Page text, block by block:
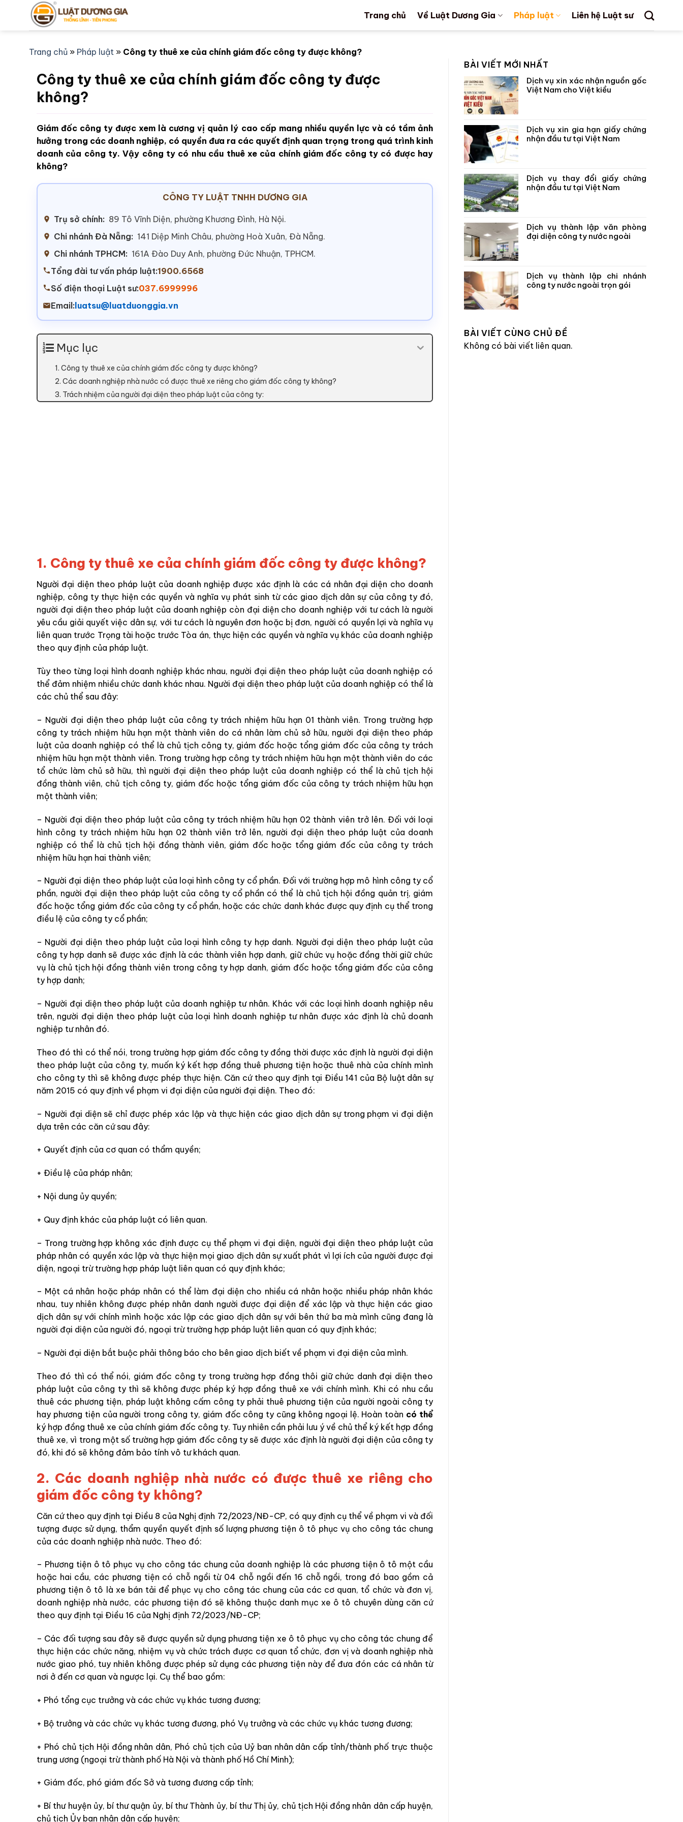
Trang chủ Về Luật Dương Gia Pháp luật Liên hệ Luật sư
Trang chủ » Pháp luật » Công ty thuê xe của chính giám đốc công ty được không?
Công ty thuê xe của chính giám đốc công ty được
không?
Giám đốc công ty được xem là cương vị quản lý cao cấp mang nhiều quyền lực và có tầm ảnh
hưởng trong các doanh nghiệp, có quyền đưa ra các quyết định quan trọng trong quá trình kinh
doanh của công ty. Vậy công ty có nhu cầu thuê xe của chính giám đốc công ty có được hay
không?
CÔNG TY LUẬT TNHH DƯƠNG GIA
Trụ sở chính: 89 Tô Vĩnh Diện, phường Khương Đình, Hà Nội.
Chi nhánh Đà Nẵng: 141 Diệp Minh Châu, phường Hoà Xuân, Đà Nẵng.
Chi nhánh TPHCM: 161A Đào Duy Anh, phường Đức Nhuận, TPHCM.
Tổng đài tư vấn pháp luật:1900.6568
Số điện thoại Luật sư:037.6999996
Email: luatsu@luatduonggia.vn
Mục lục
1. Công ty thuê xe của chính giám đốc công ty được không?
2. Các doanh nghiệp nhà nước có được thuê xe riêng cho giám đốc công ty không?
3. Trách nhiệm của người đại diện theo pháp luật của công ty:
1. Công ty thuê xe của chính giám đốc công ty được không?
Người đại diện theo pháp luật của doanh nghiệp được xác định là các cá nhân đại diện cho doanh
nghiệp, công ty thực hiện các quyền và nghĩa vụ phát sinh từ các giao dịch dân sự của công ty đó,
người đại diện theo pháp luật của doanh nghiệp còn đại diện cho doanh nghiệp với tư cách là người
yêu cầu giải quyết việc dân sự, với tư cách là nguyên đơn hoặc bị đơn, người có quyền lợi và nghĩa vụ
liên quan trước Trọng tài hoặc trước Tòa án, thực hiện các quyền và nghĩa vụ khác của doanh nghiệp
theo quy định của pháp luật.
Tùy theo từng loại hình doanh nghiệp khác nhau, người đại diện theo pháp luật của doanh nghiệp có
thể đảm nhiệm nhiều chức danh khác nhau. Người đại diện theo pháp luật của doanh nghiệp có thể là
các chủ thể sau đây:
– Người đại diện theo pháp luật của công ty trách nhiệm hữu hạn 01 thành viên. Trong trường hợp
công ty trách nhiệm hữu hạn một thành viên do cá nhân làm chủ sở hữu, người đại diện theo pháp
luật của doanh nghiệp có thể là chủ tịch công ty, giám đốc hoặc tổng giám đốc của công ty trách
nhiệm hữu hạn một thành viên. Trong trường hợp công ty trách nhiệm hữu hạn một thành viên do các
tổ chức làm chủ sở hữu, thì người đại diện theo pháp luật của doanh nghiệp có thể là chủ tịch hội
đồng thành viên, chủ tịch công ty, giám đốc hoặc tổng giám đốc của công ty trách nhiệm hữu hạn
một thành viên;
– Người đại diện theo pháp luật của công ty trách nhiệm hữu hạn 02 thành viên trở lên. Đối với loại
hình công ty trách nhiệm hữu hạn 02 thành viên trở lên, người đại diện theo pháp luật của doanh
nghiệp có thể là chủ tịch hội đồng thành viên, giám đốc hoặc tổng giám đốc của công ty trách
nhiệm hữu hạn hai thành viên;
– Người đại diện theo pháp luật của loại hình công ty cổ phần. Đối với trường hợp mô hình công ty cổ
phần, người đại diện theo pháp luật của công ty cổ phần có thể là chủ tịch hội đồng quản trị, giám
đốc hoặc tổng giám đốc của công ty cổ phần, hoặc các chức danh khác được quy định cụ thể trong
điều lệ của công ty cổ phần;
– Người đại diện theo pháp luật của loại hình công ty hợp danh. Người đại diện theo pháp luật của
công ty hợp danh sẽ được xác định là các thành viên hợp danh, giữ chức vụ hoặc đồng thời giữ chức
vụ là chủ tịch hội đồng thành viên trong công ty hợp danh, giám đốc hoặc tổng giám đốc của công
ty hợp danh;
– Người đại diện theo pháp luật của doanh nghiệp tư nhân. Khác với các loại hình doanh nghiệp nêu
trên, người đại diện theo pháp luật của loại hình doanh nghiệp tư nhân được xác định là chủ doanh
nghiệp tư nhân đó.
Theo đó thì có thể nói, trong trường hợp giám đốc công ty đồng thời được xác định là người đại diện
theo pháp luật của công ty, muốn ký kết hợp đồng thuê phương tiện hoặc thuê nhà của chính mình
cho công ty thì sẽ không được phép thực hiện. Căn cứ theo quy định tại Điều 141 của Bộ luật dân sự
năm 2015 có quy định về phạm vi đại diện của người đại diện. Theo đó:
– Người đại diện sẽ chỉ được phép xác lập và thực hiện các giao dịch dân sự trong phạm vi đại diện
dựa trên các căn cứ sau đây:
+ Quyết định của cơ quan có thẩm quyền;
+ Điều lệ của pháp nhân;
+ Nội dung ủy quyền;
+ Quy định khác của pháp luật có liên quan.
– Trong trường hợp không xác định được cụ thể phạm vi đại diện, người đại diện theo pháp luật của
pháp nhân có quyền xác lập và thực hiện mọi giao dịch dân sự xuất phát vì lợi ích của người được đại
diện, ngoại trừ trường hợp pháp luật liên quan có quy định khác;
– Một cá nhân hoặc pháp nhân có thể làm đại diện cho nhiều cá nhân hoặc nhiều pháp nhân khác
nhau, tuy nhiên không được phép nhân danh người được đại diện để xác lập và thực hiện các giao
dịch dân sự với chính mình hoặc xác lập các giao dịch dân sự với bên thứ ba mà mình cũng đang là
người đại diện của người đó, ngoại trừ trường hợp pháp luật liên quan có quy định khác;
– Người đại diện bắt buộc phải thông báo cho bên giao dịch biết về phạm vi đại diện của mình.
Theo đó thì có thể nói, giám đốc công ty trong trường hợp đồng thôi giữ chức danh đại diện theo
pháp luật của công ty thì sẽ không được phép ký hợp đồng thuê xe với chính mình. Khi có nhu cầu
thuê các phương tiện, pháp luật không cấm công ty phải thuê phương tiện của người ngoài công ty
hay phương tiện của người trong công ty, giám đốc công ty cũng không ngoại lệ. Hoàn toàn có thể
ký hợp đồng thuê xe của chính giám đốc công ty. Tuy nhiên cần phải lưu ý về chủ thể ký kết hợp đồng
thuê xe, vì trong một số trường hợp giám đốc công ty sẽ được xác định là người đại diện của công ty
đó, khi đó sẽ không đảm bảo tính vô tư khách quan.
2. Các doanh nghiệp nhà nước có được thuê xe riêng cho
giám đốc công ty không?
Căn cứ theo quy định tại Điều 8 của Nghị định 72/2023/NĐ-CP, có quy định cụ thể về phạm vi và đối
tượng được sử dụng, thẩm quyền quyết định số lượng phương tiện ô tô phục vụ cho công tác chung
của các doanh nghiệp nhà nước. Theo đó:
– Phương tiện ô tô phục vụ cho công tác chung của doanh nghiệp là các phương tiện ô tô một cầu
hoặc hai cầu, các phương tiện có chỗ ngồi từ 04 chỗ ngồi đến 16 chỗ ngồi, trong đó bao gồm cả
phương tiện ô tô là xe bán tải để phục vụ cho công tác chung của các cơ quan, tổ chức và đơn vị,
doanh nghiệp nhà nước, các phương tiện đó sẽ không thuộc danh mục xe ô tô chuyên dùng căn cứ
theo quy định tại Điều 16 của Nghị định 72/2023/NĐ-CP;
– Các đối tượng sau đây sẽ được quyền sử dụng phương tiện xe ô tô phục vụ cho công tác chung để
thực hiện các chức năng, nhiệm vụ và chức trách được cơ quan tổ chức, đơn vị và doanh nghiệp nhà
nước giao phó, tuy nhiên không được phép sử dụng các phương tiện này để đưa đón các cá nhân từ
nơi ở đến cơ quan và ngược lại. Cụ thể bao gồm:
+ Phó tổng cục trưởng và các chức vụ khác tương đương;
+ Bộ trưởng và các chức vụ khác tương đương, phó Vụ trưởng và các chức vụ khác tương đương;
+ Phó chủ tịch Hội đồng nhân dân, Phó chủ tịch của Uỷ ban nhân dân cấp tỉnh/thành phố trực thuộc
trung ương (ngoại trừ thành phố Hà Nội và thành phố Hồ Chí Minh);
+ Giám đốc, phó giám đốc Sở và tương đương cấp tỉnh;
+ Bí thư huyện ủy, bí thư quận ủy, bí thư Thành ủy, bí thư Thị ủy, chủ tịch Hội đồng nhân dân cấp huyện,
chủ tịch Ủy ban nhân dân cấp huyện;
BÀI VIẾT MỚI NHẤT
Dịch vụ xin xác nhận nguồn gốc
Việt Nam cho Việt kiều
Dịch vụ xin gia hạn giấy chứng
nhận đầu tư tại Việt Nam
Dịch vụ thay đổi giấy chứng
nhận đầu tư tại Việt Nam
Dịch vụ thành lập văn phòng
đại diện công ty nước ngoài
Dịch vụ thành lập chi nhánh
công ty nước ngoài trọn gói
BÀI VIẾT CÙNG CHỦ ĐỀ
Không có bài viết liên quan.